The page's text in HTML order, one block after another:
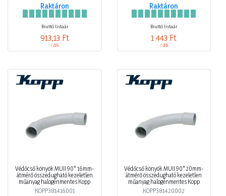
Raktáron
Bruttó listaár
913,13 Ft
/ db
Raktáron
Bruttó listaár
1 443 Ft
/ db
Védőcső könyök MÜII 90° 16mm-
átmérő összedugható kezeletlen
műanyag halogénmentes Kopp
KOPP381416001
Védőcső könyök MÜII 90° 20mm-
átmérő összedugható kezeletlen
műanyag halogénmentes Kopp
KOPP381420002